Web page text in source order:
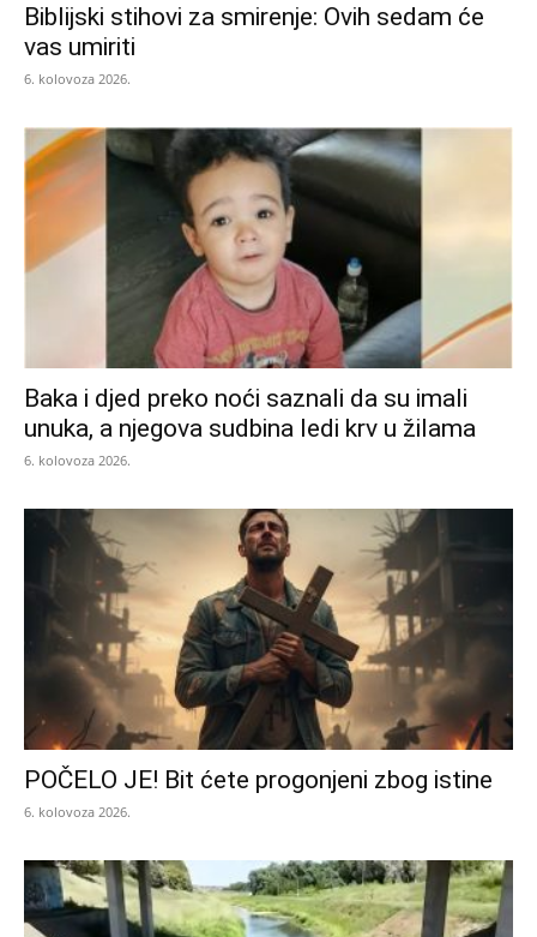
Biblijski stihovi za smirenje: Ovih sedam će
vas umiriti
6. kolovoza 2026.
Baka i djed preko noći saznali da su imali
unuka, a njegova sudbina ledi krv u žilama
6. kolovoza 2026.
POČELO JE! Bit ćete progonjeni zbog istine
6. kolovoza 2026.